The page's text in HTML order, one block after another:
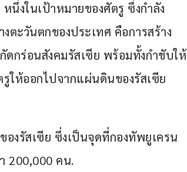
นึ่งในเป้าหมายของศัตรู ซึ่งกำลัง
ะวันตกของประเทศ คือการสร้าง
ดกร่อนสังคมรัสเซีย พร้อมทั้งกำชับให้
ให้ออกไปจากแผ่นดินของรัสเซีย
งรัสเซีย ซึ่งเป็นจุดที่กองทัพยูเครน
200,000 คน.